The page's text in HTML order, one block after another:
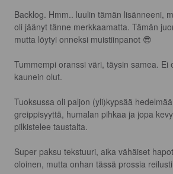
Backlog. Hmm.. luulin tämän lisänneeni,
oli jäänyt tänne merkkaamatta. Tämän
mutta löytyi onneksi muistiinpanot 😎
Tummempi oranssi väri, täysin samea. Ei
kaunein olut.
Tuoksussa oli paljon (yli)kypsää
greippisyyttä, humalan pihkaa ja jopa
pilkistelee taustalta.
Super paksu tekstuuri, aika vähäiset
oloinen, mutta onhan tässä prossia